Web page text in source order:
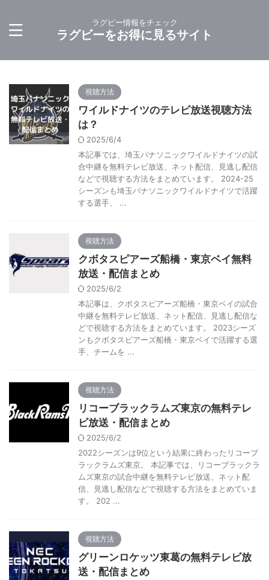
ラグビー情報をチェック
ラグビーをお得に見るサイト
視聴方法
ワイルドナイツのテレビ放送視聴方法
は？
2025/6/4
本記事では、埼玉パナソニックワイルドナイツの試
合中継を無料テレビ放送、ネット配信、見逃し配信
などで視聴する方法をまとめています。 2024-25
シーズンも埼玉パナソニックワイルドナイツで活躍
する選手、 ...
視聴方法
クボタスピアーズ船橋・東京ベイ無料
放送・配信まとめ
2025/6/2
本記事は、クボタスピアーズ船橋・東京ベイの試合
中継を無料テレビ放送、ネット配信、見逃し配信な
どで視聴する方法をまとめています。 2023シーズ
ンもクボタスピアーズ船橋・東京ベイで活躍する選
手、チームを ...
視聴方法
リコーブラックラムズ東京の無料テレ
ビ放送・配信まとめ
2025/6/2
2022シーズンは9位という結果に終わったリコーブ
ラックラムズ東京。 本記事では、リコーブラックラ
ムズ東京の試合中継を無料テレビ放送、ネット配
信、見逃し配信などで視聴する方法をまとめていま
す。 202 ...
視聴方法
グリーンロケッツ東葛の無料テレビ放
送・配信まとめ